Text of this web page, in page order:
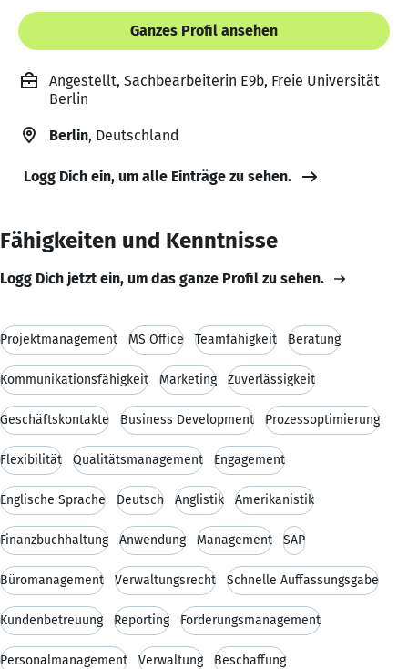
Ganzes Profil ansehen
Angestellt, Sachbearbeiterin E9b, Freie Universität
Berlin
Berlin, Deutschland
Logg Dich ein, um alle Einträge zu sehen.
Fähigkeiten und Kenntnisse
Logg Dich jetzt ein, um das ganze Profil zu sehen.
Projektmanagement MS Office Teamfähigkeit Beratung
Kommunikationsfähigkeit Marketing Zuverlässigkeit
Geschäftskontakte Business Development Prozessoptimierung
Flexibilität Qualitätsmanagement Engagement
Englische Sprache Deutsch Anglistik Amerikanistik
Finanzbuchhaltung Anwendung Management SAP
Büromanagement Verwaltungsrecht Schnelle Auffassungsgabe
Kundenbetreuung Reporting Forderungsmanagement
Personalmanagement Verwaltung Beschaffung